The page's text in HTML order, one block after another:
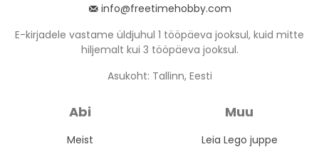
info@freetimehobby.com
E-kirjadele vastame üldjuhul 1 tööpäeva jooksul, kuid mitte
hiljemalt kui 3 tööpäeva jooksul.
Asukoht: Tallinn, Eesti
Abi
Meist
Muu
Leia Lego juppe